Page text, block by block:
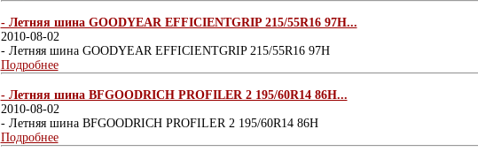
- Летняя шина GOODYEAR EFFICIENTGRIP 215/55R16 97H...
2010-08-02
- Летняя шина GOODYEAR EFFICIENTGRIP 215/55R16 97H
Подробнее
- Летняя шина BFGOODRICH PROFILER 2 195/60R14 86H...
2010-08-02
- Летняя шина BFGOODRICH PROFILER 2 195/60R14 86H
Подробнее